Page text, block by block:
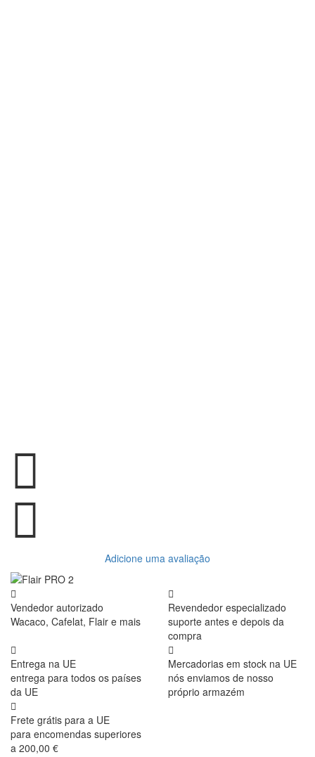
Adicione uma avaliação
Vendedor autorizado
Wacaco, Cafelat, Flair e mais
Revendedor especializado
suporte antes e depois da
compra
Entrega na UE
entrega para todos os países
da UE
Mercadorias em stock na UE
nós enviamos de nosso
próprio armazém
Frete grátis para a UE
para encomendas superiores
a 200,00 €